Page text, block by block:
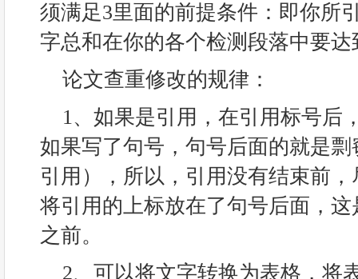
须满足3里面的前提条件：即你所
字总和在你的各个检测段落中要达
论文查重修改的规律：
1、如果是引用，在引用标号后
如果写了句号，句号后面的就是
引用），所以，引用没有结束前
将引用的上标放在了句号后面，
之前。
2、可以将文字转换为表格，将